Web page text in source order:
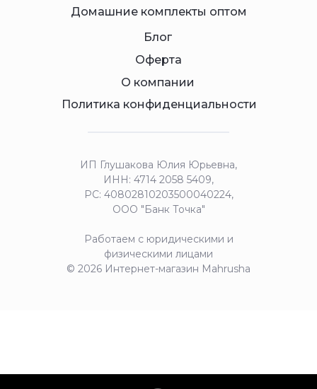
Работаем с юридическими и
физическими лицами
© 2026 Интернет-магазин Mahrusha
ИП Глушакова Юлия Юрьевна,
ИНН: 4714 2058 5409,
РС: 40802810203500040224,
ООО "Банк Точка"
Домашние комплекты оптом
Политика конфиденциальности
Оферта
О компании
Блог